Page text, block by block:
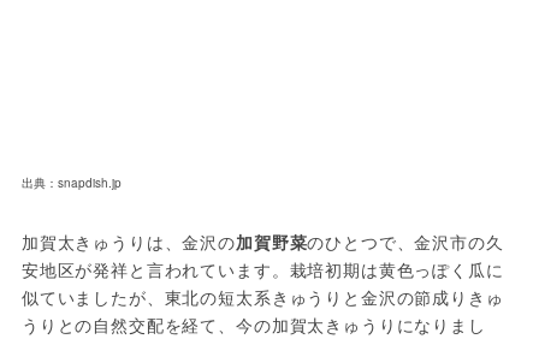
出典：snapdish.jp
加賀太きゅうりは、金沢の加賀野菜のひとつで、金沢市の久
安地区が発祥と言われています。栽培初期は黄色っぽく瓜に
似ていましたが、東北の短太系きゅうりと金沢の節成りきゅ
うりとの自然交配を経て、今の加賀太きゅうりになりまし